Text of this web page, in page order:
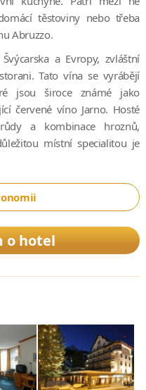
těstoviny nebo třeba
Abruzzo.
a Evropy, zvláštní
Tato vína se vyrábějí
jsou široce známé jako
červené víno Jarno. Hosté
a kombinace hroznů,
místní specialitou je
o hotel